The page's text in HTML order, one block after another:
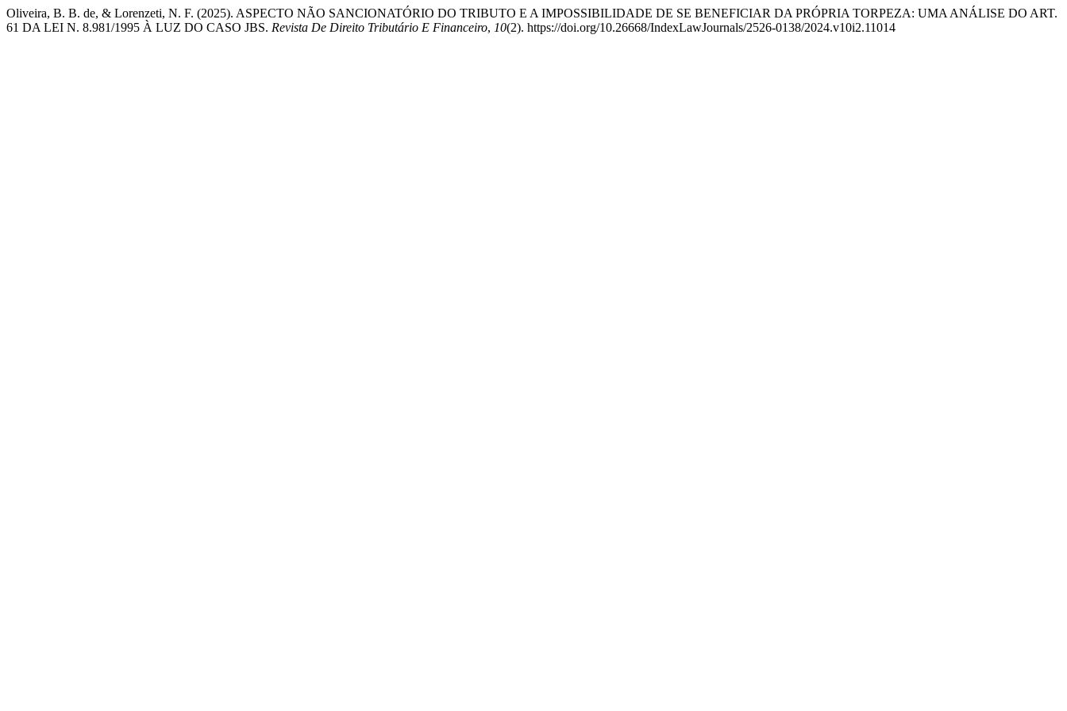
Oliveira, B. B. de, & Lorenzeti, N. F. (2025). ASPECTO NÃO SANCIONATÓRIO DO TRIBUTO E A IMPOSSIBILIDADE DE SE BENEFICIAR DA PRÓPRIA TORPEZA: UMA ANÁLISE DO ART.
61 DA LEI N. 8.981/1995 À LUZ DO CASO JBS. Revista De Direito Tributário E Financeiro, 10(2). https://doi.org/10.26668/IndexLawJournals/2526-0138/2024.v10i2.11014